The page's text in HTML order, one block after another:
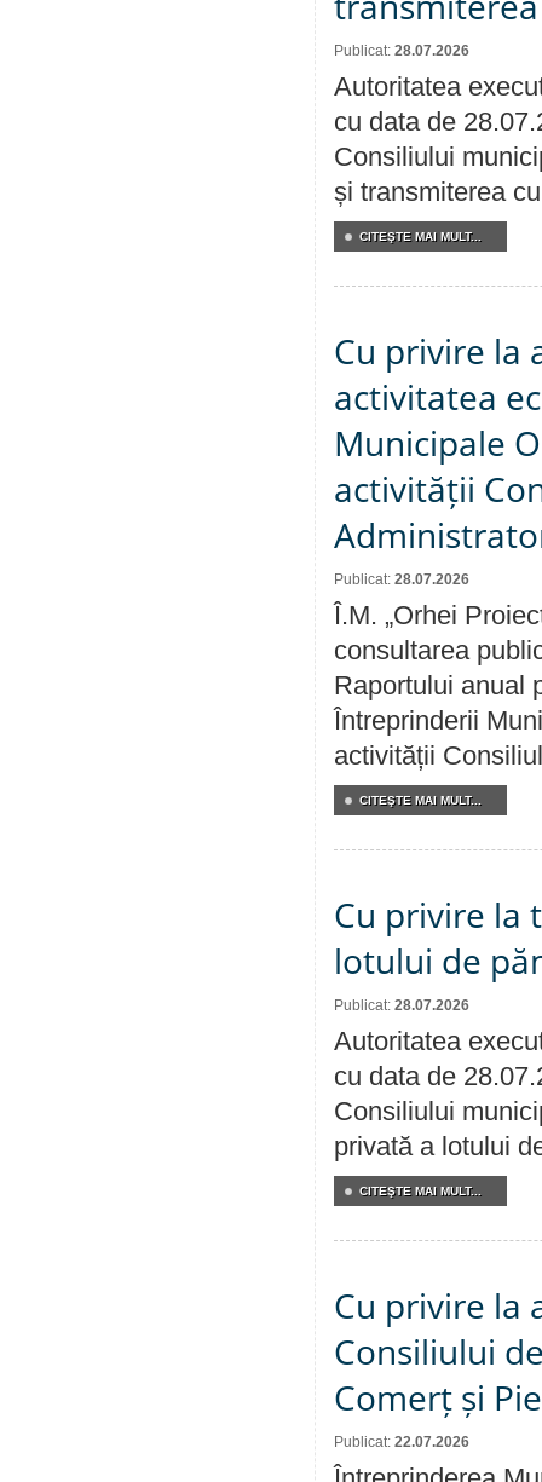
Publicat: 28.07.2026
Autoritatea
cu data de
Consiliului
și transmiterea
CITEŞTE MAI MULT...
Cu privire la
activitatea
Municipale
activității
Publicat: 28.07.2026
Î.M. „Orhei
consultarea
Raportului anual
Întreprinderii
activității
CITEŞTE MAI MULT...
Cu privire la
lotului de
Publicat: 28.07.2026
Autoritatea
cu data de
Consiliului
privată a lotului
CITEŞTE MAI MULT...
Cu privire la
Consiliului
Comerț și
Publicat: 22.07.2026